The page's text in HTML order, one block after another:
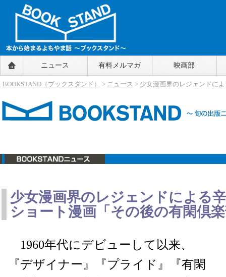
BOOKSTAND（ブックスタンド）
～本から始まるよもやま話～
BOOKSTAND（ブ
ニュース 有料メルマガ 映画部
BOOKSTAND（ブックスタンド） > ニュース > 少女漫画界のレジェンドに
少女漫画界のレジェンドによる
ショート漫画「その後の有閑倶
1960年代にデビューして以来、
『デザイナー』『プライド』『有閑